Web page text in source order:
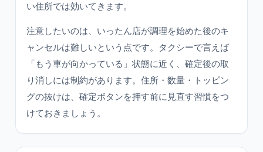
い住所では効いてきます。
注意したいのは、いったん店が調理を始めた後のキ
ャンセルは難しいという点です。タクシーで言えば
「もう車が向かっている」状態に近く、確定後の取
り消しには制約があります。住所・数量・トッピン
グの抜けは、確定ボタンを押す前に見直す習慣をつ
けておきましょう。